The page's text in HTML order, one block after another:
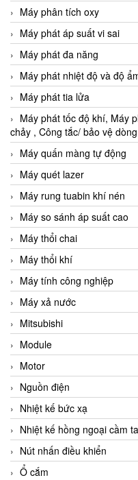
Máy phân tích oxy
Máy phát áp suất vi sai
Máy phát đa năng
Máy phát nhiệt độ và độ
Máy phát tia lửa
Máy phát tốc độ khí, Máy
chảy , Công tắc/ bảo vệ
Máy quấn màng tự động
Máy quét lazer
Máy rung tuabin khí nén
Máy so sánh áp suất cao
Máy thổi chai
Máy thổi khí
Máy tính công nghiệp
Máy xả nước
Mitsubishi
Module
Motor
Nguồn điện
Nhiệt kế bức xạ
Nhiệt kế hồng ngoại cầm
Nút nhấn điều khiển
Ổ cắm